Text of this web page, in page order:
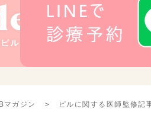
ガジン ピルに関する医師監修記